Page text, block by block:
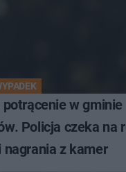
w gminie
Policja czeka na
nagrania z kamer